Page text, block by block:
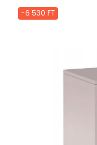
-6 530 FT